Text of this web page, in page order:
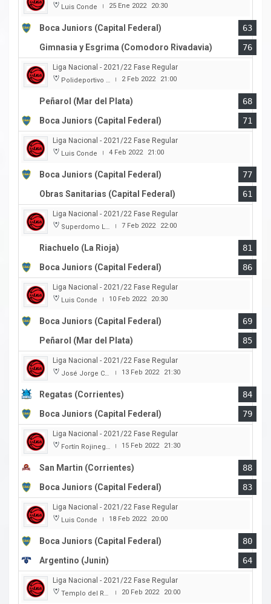
Luis Conde | 25 Ene 2022 20:30
Boca Juniors (Capital Federal)
63
Gimnasia y Esgrima (Comodoro Rivadavia)
76
Liga Nacional - 2021/22 Fase Regular
Polideportivo Islas Malvinas | 2 Feb 2022 21:00
Peñarol (Mar del Plata)
68
Boca Juniors (Capital Federal)
71
Liga Nacional - 2021/22 Fase Regular
Luis Conde | 4 Feb 2022 21:00
Boca Juniors (Capital Federal)
77
Obras Sanitarias (Capital Federal)
61
Liga Nacional - 2021/22 Fase Regular
Superdomo La Rioja | 7 Feb 2022 22:00
Riachuelo (La Rioja)
81
Boca Juniors (Capital Federal)
86
Liga Nacional - 2021/22 Fase Regular
Luis Conde | 10 Feb 2022 20:30
Boca Juniors (Capital Federal)
69
Peñarol (Mar del Plata)
85
Liga Nacional - 2021/22 Fase Regular
José Jorge Contte | 13 Feb 2022 21:30
Regatas (Corrientes)
84
Boca Juniors (Capital Federal)
79
Liga Nacional - 2021/22 Fase Regular
Fortín Rojinegro | 15 Feb 2022 21:30
San Martin (Corrientes)
88
Boca Juniors (Capital Federal)
83
Liga Nacional - 2021/22 Fase Regular
Luis Conde | 18 Feb 2022 20:00
Boca Juniors (Capital Federal)
80
Argentino (Junin)
64
Liga Nacional - 2021/22 Fase Regular
Templo del Rock | 20 Feb 2022 20:00